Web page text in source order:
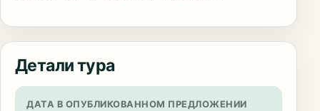
Детали тура
ДАТА В ОПУБЛИКОВАННОМ ПРЕДЛОЖЕНИИ